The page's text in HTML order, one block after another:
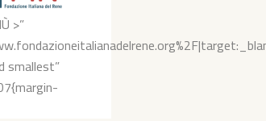
>”
smallest”